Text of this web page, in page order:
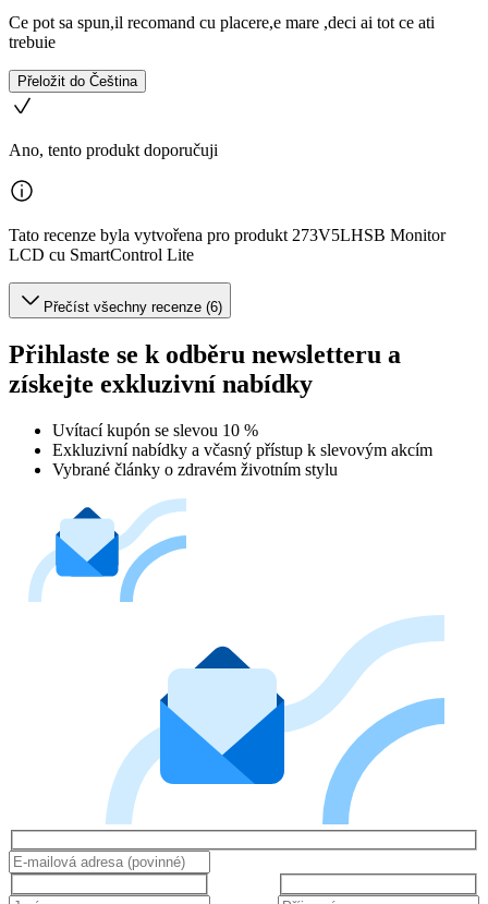
Ce pot sa spun,il recomand cu placere,e mare ,deci ai tot ce ati
trebuie
Přeložit do Čeština
Ano, tento produkt doporučuji
Tato recenze byla vytvořena pro produkt 273V5LHSB Monitor
LCD cu SmartControl Lite
Přečíst všechny recenze (6)
Přihlaste se k odběru newsletteru a
získejte exkluzivní nabídky
Uvítací kupón se slevou 10 %
Exkluzivní nabídky a včasný přístup k slevovým akcím
Vybrané články o zdravém životním stylu